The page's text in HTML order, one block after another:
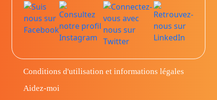
Conditions d'utilisation et informations légales
Aidez-moi